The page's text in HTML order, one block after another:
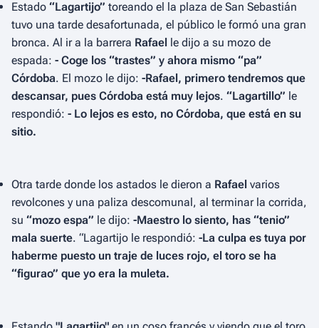
Estado “Lagartijo” toreando el la plaza de San Sebastián
tuvo una tarde desafortunada, el público le formó una gran
bronca. Al ir a la barrera Rafael
le dijo a su mozo de
espada: - Coge los “trastes” y ahora mismo “pa”
Córdoba. El mozo le dijo: -Rafael, primero tendremos que
descansar, pues Córdoba está muy lejos. “Lagartillo” le
respondió: - Lo lejos es esto, no Córdoba, que está en su
sitio.
Otra tarde donde los astados le dieron a Rafael varios
revolcones y una paliza descomunal, al terminar la corrida,
su “mozo espa” le dijo: -Maestro lo siento, has “tenio”
mala suerte. “Lagartijo le respondió: -La culpa es tuya por
haberme puesto un traje de luces rojo, el toro se ha
“figurao” que yo era la muleta.